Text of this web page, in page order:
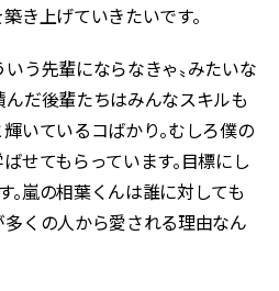
き上げていきたいです。
う先輩にならなきゃ〟みたいな
んだ後輩たちはみんなスキルも
いているコばかり。むしろ僕の
せてもらっています。目標にし
。嵐の相葉くんは誰に対しても
多くの人から愛される理由なん